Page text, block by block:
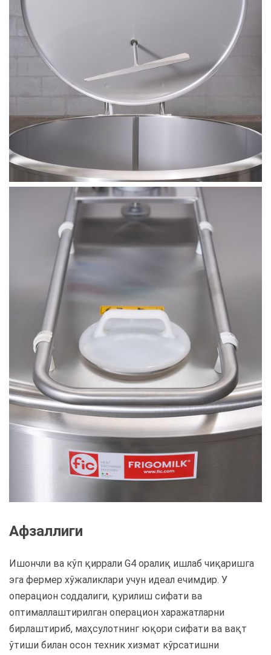
Афзаллиги
Ишончли ва кўп қиррали G4 оралиқ ишлаб чиқаришга
эга фермер хўжаликлари учун идеал ечимдир. У
операцион соддалиги, қурилиш сифати ва
оптималлаштирилган операцион харажатларни
бирлаштириб, маҳсулотнинг юқори сифати ва вақт
ўтиши билан осон техник хизмат кўрсатишни